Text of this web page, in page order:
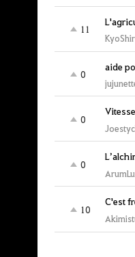
11
0
aide
0
0
10
C'est